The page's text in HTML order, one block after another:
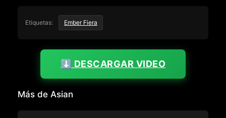
Etiquetas: Ember Fiera
⬇️ DESCARGAR VIDEO
Más de Asian